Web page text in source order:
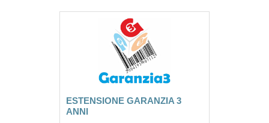
ESTENSIONE GARANZIA 3
ANNI